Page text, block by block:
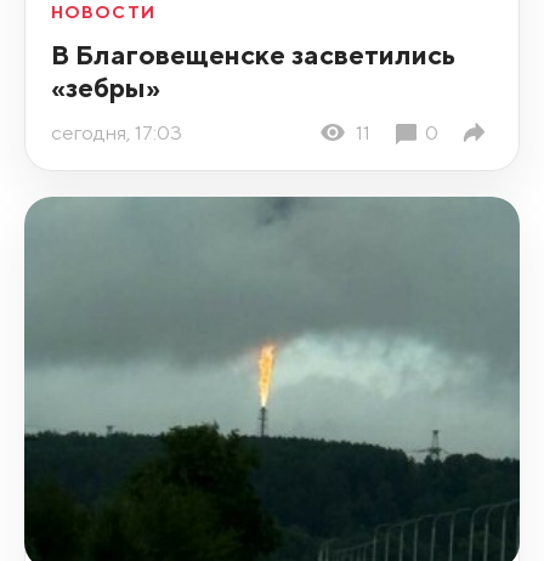
НОВОСТИ
В Благовещенске засветились
«зебры»
сегодня, 17:03 11 0